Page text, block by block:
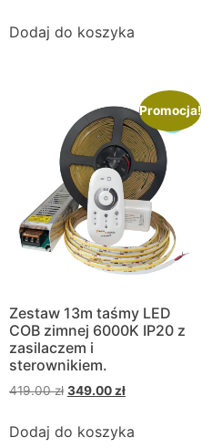
Dodaj do koszyka
Promocja!
Zestaw 13m taśmy LED
COB zimnej 6000K IP20 z
zasilaczem i
sterownikiem.
419.00zł 349.00zł
Dodaj do koszyka